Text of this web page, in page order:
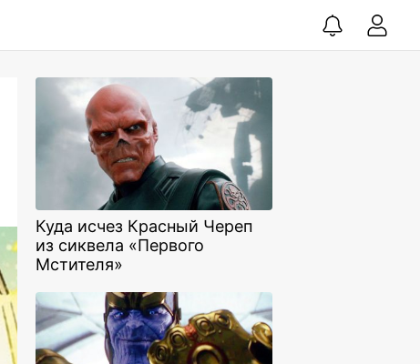
Куда исчез Красный Череп
из сиквела «Первого
Мстителя»